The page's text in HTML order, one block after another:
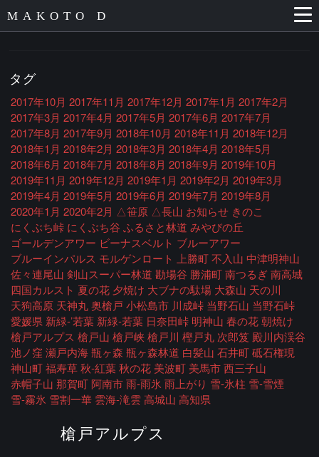
MAKOTO D
槍戸アルプス
タグ
2017年10月 2017年11月 2017年12月 2017年1月 2017年2月
2017年3月 2017年4月 2017年5月 2017年6月 2017年7月
2017年8月 2017年9月 2018年10月 2018年11月 2018年12月
2018年1月 2018年2月 2018年3月 2018年4月 2018年5月
2018年6月 2018年7月 2018年8月 2018年9月 2019年10月
2019年11月 2019年12月 2019年1月 2019年2月 2019年3月
2019年4月 2019年5月 2019年6月 2019年7月 2019年8月
2020年1月 2020年2月 △笹原 △長山 お知らせ きのこ
にくぶち峠 にくぶち谷 ふるさと林道 みやびの丘
ゴールデンアワー ビーナスベルト ブルーアワー
ブルーインパルス モルゲンロート 上勝町 不入山 中津明神山
佐々連尾山 剣山スーパー林道 勘場谷 勝浦町 南つるぎ 南高城
四国カルスト 夏の花 夕焼け 大ブナの駄場 大森山 天の川
天狗高原 天神丸 奥槍戸 小松島市 川成峠 当野石山 当野石峠
愛媛県 新緑-’若葉 新緑-若葉 日奈田峠 明神山 春の花 朝焼け
槍戸アルプス 槍戸山 槍戸峡 槍戸川 樫戸丸 次郎笈 殿川内渓谷
池ノ窪 瀬戸内海 瓶ヶ森 瓶ヶ森林道 白髪山 石井町 砥石権現
神山町 福寿草 秋-紅葉 秋の花 美波町 美馬市 西三子山
赤帽子山 那賀町 阿南市 雨-雨氷 雨上がり 雪-氷柱 雪-雪煙
雪-霧氷 雪割一華 雲海-滝雲 高城山 高知県